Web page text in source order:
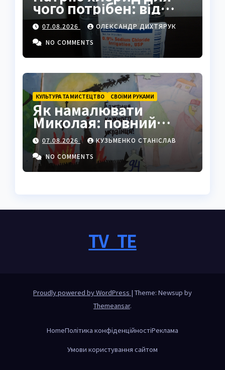
чого потрібен: від
фізрозчину до
промисловості
07.08.2026
ОЛЕКСАНДР ДИХТЯРУК
NO COMMENTS
КУЛЬТУРА ТА МИСТЕЦТВО СВОЇМИ РУКАМИ
Як намалювати
Миколая: повний
покроковий гайд з
секретами майстрів
07.08.2026
КУЗЬМЕНКО СТАНІСЛАВ
NO COMMENTS
TV_TE
Proudly powered by WordPress | Theme: Newsup by
Themeansar.
HomeПолітика конфіденційностіРеклама
Умови користування сайтом